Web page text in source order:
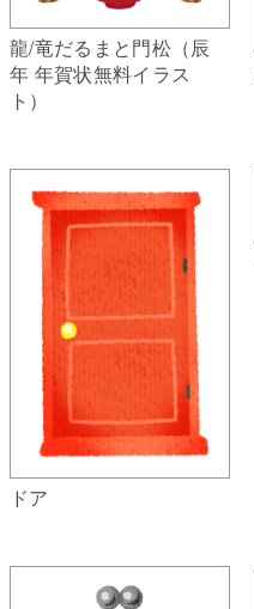
龍/竜だるまと門松（辰
年 年賀状無料イラス
ト）
ドア